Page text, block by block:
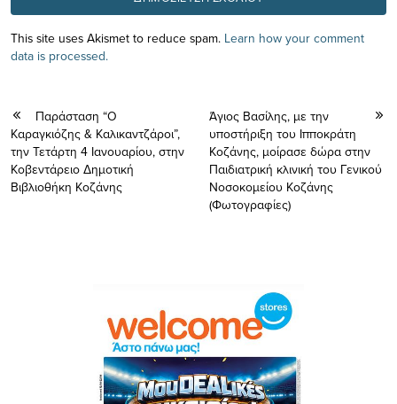
This site uses Akismet to reduce spam. Learn how your comment
data is processed.
Παράσταση “Ο
Καραγκιόζης & Καλικαντζάροι”,
την Τετάρτη 4 Ιανουαρίου, στην
Κοβεντάρειο Δημοτική
Βιβλιοθήκη Κοζάνης
Άγιος Βασίλης, με την
υποστήριξη του Ιπποκράτη
Κοζάνης, μοίρασε δώρα στην
Παιδιατρική κλινική του Γενικού
Νοσοκομείου Κοζάνης
(Φωτογραφίες)